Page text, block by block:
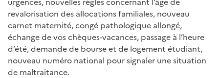
revalorisation des allocations familiales, nouveau
carnet maternité, congé pathologique allongé,
échange de vos chèques-vacances, passage à l’heure
d’été, demande de bourse et de logement étudiant,
nouveau numéro national pour signaler une situation
de maltraitance.